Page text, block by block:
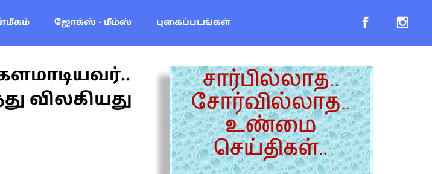
ஜோக்ஸ் - மீம்ஸ் புகைப்படங்கள்
விலகியது